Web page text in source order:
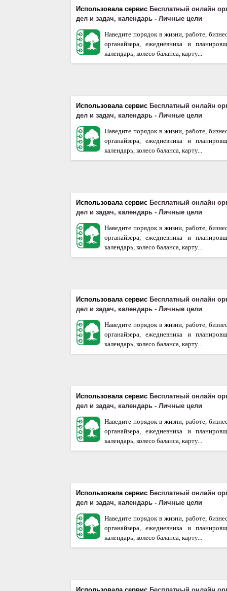
Использовала сервис Бесплатный онлайн
дел и задач, календарь - Личные цели
Наведите порядок в жизни, работе,
органайзера, ежедневника и
календарь, колесо баланса, карту...
Использовала сервис Бесплатный онлайн
дел и задач, календарь - Личные цели
Наведите порядок в жизни, работе,
органайзера, ежедневника и
календарь, колесо баланса, карту...
Использовала сервис Бесплатный онлайн
дел и задач, календарь - Личные цели
Наведите порядок в жизни, работе,
органайзера, ежедневника и
календарь, колесо баланса, карту...
Использовала сервис Бесплатный онлайн
дел и задач, календарь - Личные цели
Наведите порядок в жизни, работе,
органайзера, ежедневника и
календарь, колесо баланса, карту...
Использовала сервис Бесплатный онлайн
дел и задач, календарь - Личные цели
Наведите порядок в жизни, работе,
органайзера, ежедневника и
календарь, колесо баланса, карту...
Использовала сервис Бесплатный онлайн
дел и задач, календарь - Личные цели
Наведите порядок в жизни, работе,
органайзера, ежедневника и
календарь, колесо баланса, карту...